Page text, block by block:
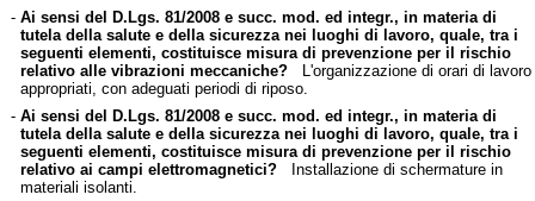
- Ai sensi del D.Lgs. 81/2008 e succ. mod. ed integr., in materia di
tutela della salute e della sicurezza nei luoghi di lavoro, quale, tra i
seguenti elementi, costituisce misura di prevenzione per il rischio
relativo alle vibrazioni meccaniche?L'organizzazione di orari di lavoro
appropriati, con adeguati periodi di riposo.
- Ai sensi del D.Lgs. 81/2008 e succ. mod. ed integr., in materia di
tutela della salute e della sicurezza nei luoghi di lavoro, quale, tra i
seguenti elementi, costituisce misura di prevenzione per il rischio
relativo ai campi elettromagnetici?Installazione di schermature in
materiali isolanti.